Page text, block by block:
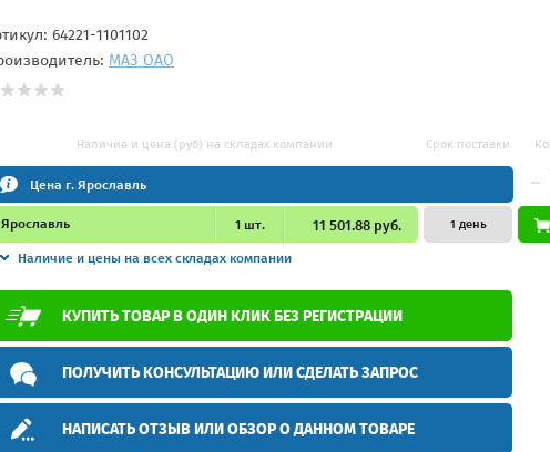
64221-1101102
МАЗ ОАО
Наличие и цена (руб) на складах компании Срок поставки
Цена г. Ярославль
Ярославль 1 шт. 11 501.88 руб.
Наличие и цены на всех складах компании
1 день
КУПИТЬ ТОВАР В ОДИН КЛИК БЕЗ РЕГИСТРАЦИИ
ПОЛУЧИТЬ КОНСУЛЬТАЦИЮ ИЛИ СДЕЛАТЬ ЗАПРОС
НАПИСАТЬ ОТЗЫВ ИЛИ ОБЗОР О ДАННОМ ТОВАРЕ